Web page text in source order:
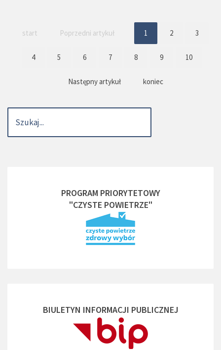
start Poprzedni artykuł 1 2 3
4 5 6 7 8 9 10
Następny artykuł koniec
PROGRAM PRIORYTETOWY
"CZYSTE POWIETRZE"
BIULETYN INFORMACJI PUBLICZNEJ